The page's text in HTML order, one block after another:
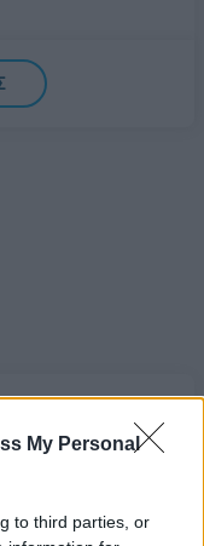
My Personal
to third parties, or
και
σε low
στη διεθνή